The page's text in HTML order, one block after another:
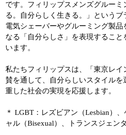
です。フィリップスメンズグルーミ
る。自分らしく生きる。」というブ
電気シェーバーやグルーミング製
なる「自分らしさ」を表現すること
います。
私たちフィリップスは、「東京レイ
賛を通して、自分らしいスタイル
重した社会の実現を応援します。
＊ LGBT：レズビアン（Lesbian）
ャル（Bisexual）、トランスジェン